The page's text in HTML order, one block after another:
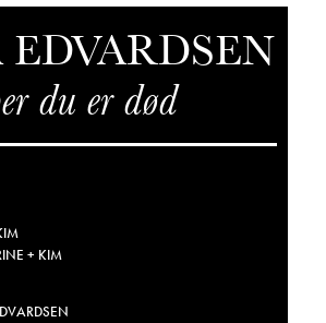
du er død
+ KIM